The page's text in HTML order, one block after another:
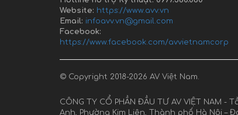
Website: https://www.avv.vn
Email: infoavv.vn@gmail.com
Facebook:
https://www.facebook.com/avvietnamcorp
© Copyright 2018-2026 AV Việt Nam.
CÔNG TY CỔ PHẦN ĐẦU TƯ AV VIỆT NAM
Anh, Phường Kim Liên, Thành phố Hà Nội –